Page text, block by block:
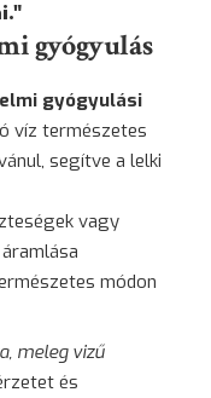
gyógyulás
gyógyulási
víz természetes
segítve a lelki
vagy
módon
meleg vizű
és